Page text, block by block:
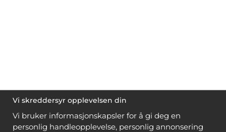
Vi skreddersyr opplevelsen din
Vi bruker informasjonskapsler for å gi deg en
personlig handleopplevelse, personlig annonsering